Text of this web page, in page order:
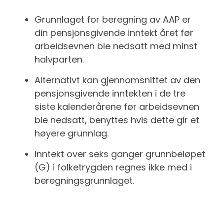
Grunnlaget for beregning av AAP er
din pensjonsgivende inntekt året før
arbeidsevnen ble nedsatt med minst
halvparten.
Alternativt kan gjennomsnittet av den
pensjonsgivende inntekten i de tre
siste kalenderårene før arbeidsevnen
ble nedsatt, benyttes hvis dette gir et
høyere grunnlag.
Inntekt over seks ganger grunnbeløpet
(G) i folketrygden regnes ikke med i
beregningsgrunnlaget.